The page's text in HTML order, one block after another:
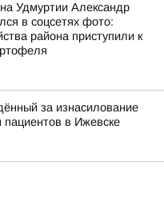
Удмуртии Александр
в соцсетях фото:
района приступили к
за изнасилование
в Ижевске